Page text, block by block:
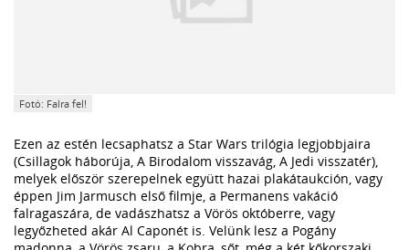
Fotó: Falra fel!
Ezen az estén lecsaphatsz a Star Wars trilógia legjobbjaira
(Csillagok háborúja, A Birodalom visszavág, A Jedi visszatér),
melyek először szerepelnek együtt hazai plakátaukción, vagy
éppen Jim Jarmusch első filmje, a Permanens vakáció
falragaszára, de vadászhatsz a Vörös októberre, vagy
legyőzheted akár Al Caponét is. Velünk lesz a Pogány